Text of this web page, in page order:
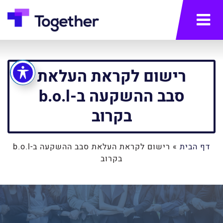
תפריט
רישום לקראת העלאת
סבב ההשקעה ב-b.o.l
בקרוב
דף הבית »
רישום לקראת העלאת סבב ההשקעה ב-b.o.l
בקרוב